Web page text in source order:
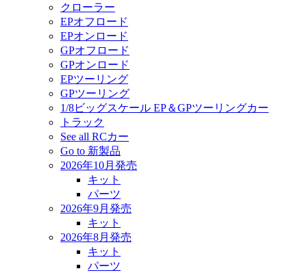
クローラー
EPオフロード
EPオンロード
GPオフロード
GPオンロード
EPツーリング
GPツーリング
1/8ビッグスケール EP＆GPツーリングカー
トラック
See all RCカー
Go to 新製品
2026年10月発売
キット
パーツ
2026年9月発売
キット
2026年8月発売
キット
パーツ